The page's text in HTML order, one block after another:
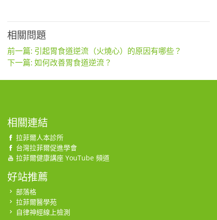
相關問題
前一篇: 引起胃食道逆流（火燒心）的原因有哪些？
下一篇: 如何改善胃食道逆流？
相關連結
拉菲爾人本診所
台灣拉菲爾促進學會
拉菲爾健康講座 YouTube 頻道
好站推薦
部落格
拉菲爾醫學苑
自律神經線上檢測